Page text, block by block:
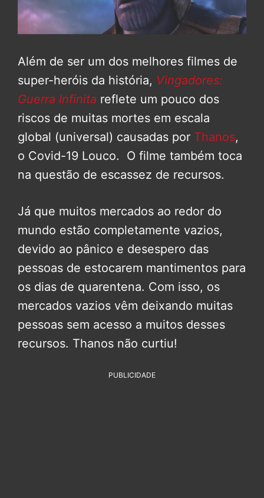
Além de ser um dos melhores filmes de
super-heróis da história, Vingadores:
Guerra Infinita reflete um pouco dos
riscos de muitas mortes em escala
global (universal) causadas por Thanos,
o Covid-19 Louco. O filme também toca
na questão de escassez de recursos.
Já que muitos mercados ao redor do
mundo estão completamente vazios,
devido ao pânico e desespero das
pessoas de estocarem mantimentos para
os dias de quarentena. Com isso, os
mercados vazios vêm deixando muitas
pessoas sem acesso a muitos desses
recursos. Thanos não curtiu!
PUBLICIDADE